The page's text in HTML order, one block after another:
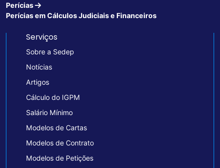
Perícias
Perícias em Cálculos Judiciais e Financeiros
Serviços
Sobre a Sedep
Notícias
Artigos
Cálculo do IGPM
Salário Mínimo
Modelos de Cartas
Modelos de Contrato
Modelos de Petições